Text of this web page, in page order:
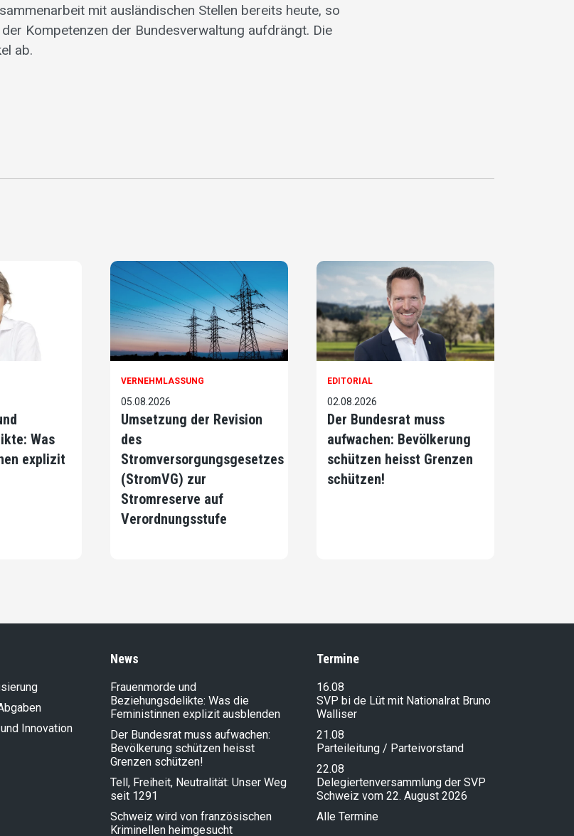
mit ausländischen Stellen bereits heute, so
Kompetenzen der Bundesverwaltung aufdrängt. Die
ab.
Was
explizit
VERNEHMLASSUNG
05.08.2026
Umsetzung der Revision
des
Stromversorgungsgesetzes
(StromVG) zur
Stromreserve auf
Verordnungsstufe
EDITORIAL
02.08.2026
Der Bundesrat muss
aufwachen: Bevölkerung
schützen heisst Grenzen
schützen!
Innovation
News
Frauenmorde und
Beziehungsdelikte: Was die
Feministinnen explizit ausblenden
Der Bundesrat muss aufwachen:
Bevölkerung schützen heisst
Grenzen schützen!
Tell, Freiheit, Neutralität: Unser Weg
seit 1291
Schweiz wird von französischen
Kriminellen heimgesucht
Termine
16.08
SVP bi de Lüt mit Nationalrat Bruno
Walliser
21.08
Parteileitung / Parteivorstand
22.08
Delegiertenversammlung der SVP
Schweiz vom 22. August 2026
Alle Termine